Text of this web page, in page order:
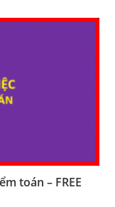
toán – FREE